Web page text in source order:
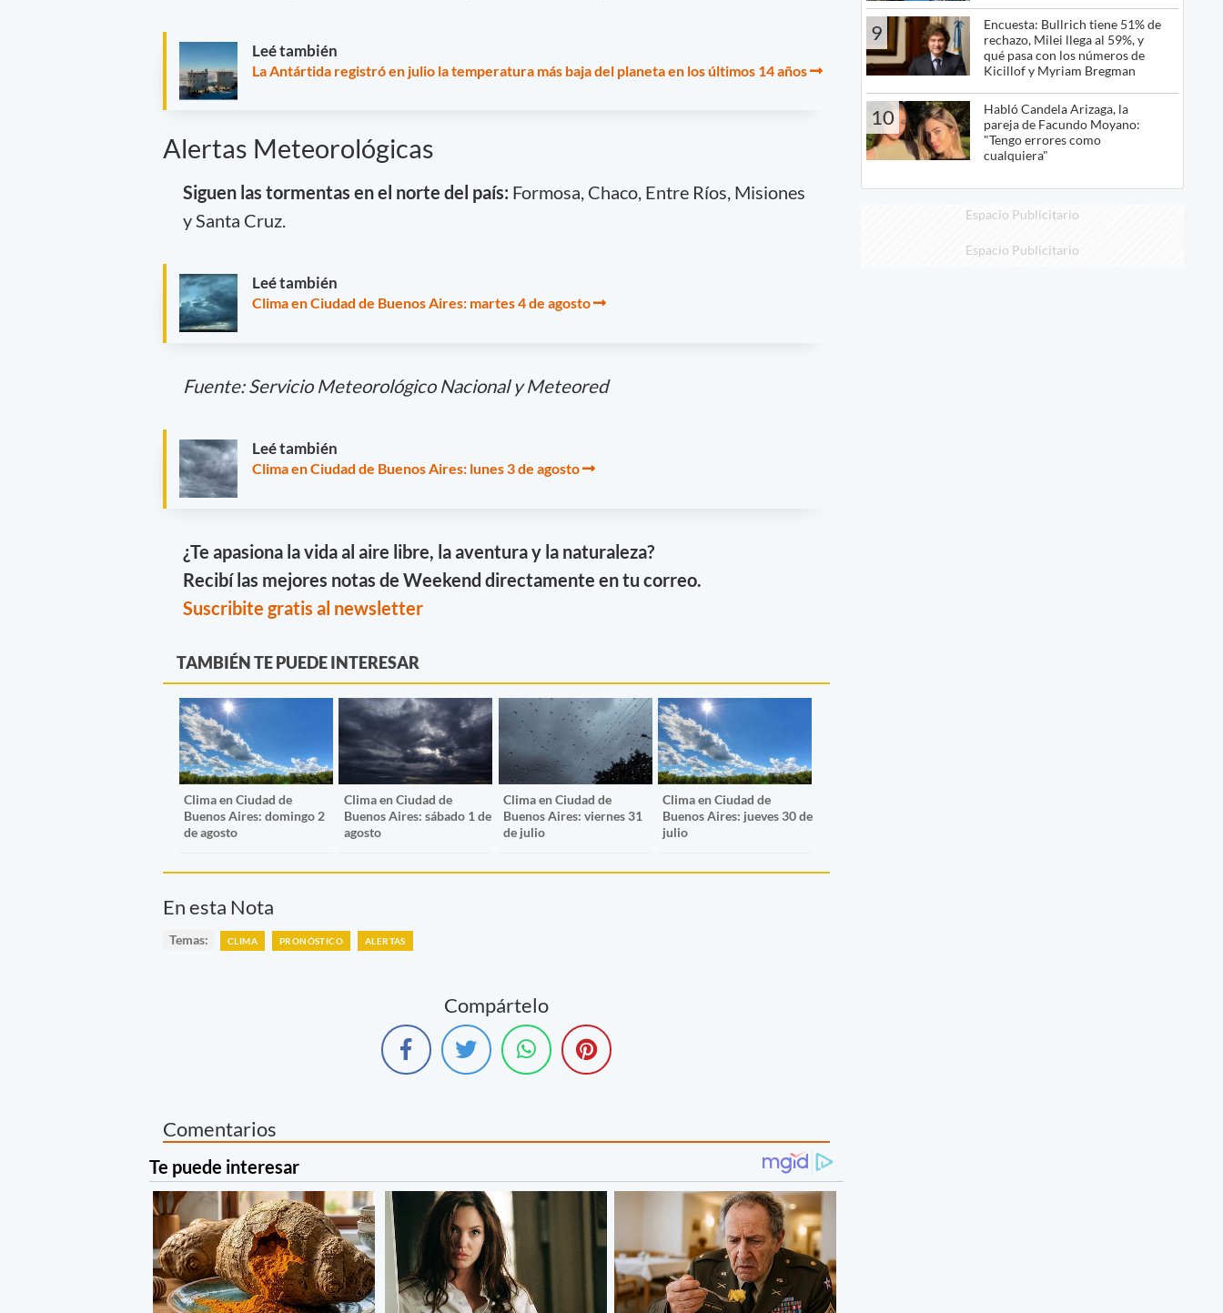
Leé también
La Antártida registró en julio la temperatura más baja del planeta en los últimos 14 años
Alertas Meteorológicas
Siguen las tormentas en el norte del país: Formosa, Chaco, Entre Ríos, Misiones
y Santa Cruz.
Leé también
Clima en Ciudad de Buenos Aires: martes 4 de agosto
Fuente: Servicio Meteorológico Nacional y Meteored
Leé también
Clima en Ciudad de Buenos Aires: lunes 3 de agosto
¿Te apasiona la vida al aire libre, la aventura y la naturaleza?
Recibí las mejores notas de Weekend directamente en tu correo.
Suscribite gratis al newsletter
TAMBIÉN TE PUEDE INTERESAR
Clima en Ciudad de
Buenos Aires: domingo 2
de agosto
Clima en Ciudad de
Buenos Aires: sábado 1 de
agosto
Clima en Ciudad de
Buenos Aires: viernes 31
de julio
Clima en Ciudad de
Buenos Aires: jueves 30 de
julio
En esta Nota
Temas: CLIMA PRONÓSTICO ALERTAS
Compártelo
Comentarios
9
Encuesta: Bullrich tiene 51% de
rechazo, Milei llega al 59%, y
qué pasa con los números de
Kicillof y Myriam Bregman
10
Habló Candela Arizaga, la
pareja de Facundo Moyano:
"Tengo errores como
cualquiera"
Espacio Publicitario
Espacio Publicitario